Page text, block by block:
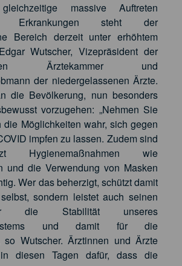
massive Auftreten
Erkrankungen steht der
Bereich derzeit unter erhöhtem
Wutscher, Vizepräsident der
Ärztekammer und
der niedergelassenen Ärzte.
die Bevölkerung, nun besonders
vorzugehen: „Nehmen Sie
die Möglichkeiten wahr, sich gegen
impfen zu lassen. Zudem sind
Hygienemaßnahmen wie
und die Verwendung von Masken
Wer das beherzigt, schützt damit
sondern leistet auch seinen
die Stabilität unseres
und damit für die
so Wutscher. Ärztinnen und Ärzte
diesen Tagen dafür, dass die